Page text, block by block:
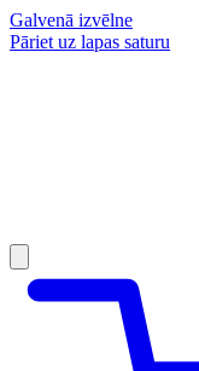
Galvenā izvēlne
Pāriet uz lapas saturu